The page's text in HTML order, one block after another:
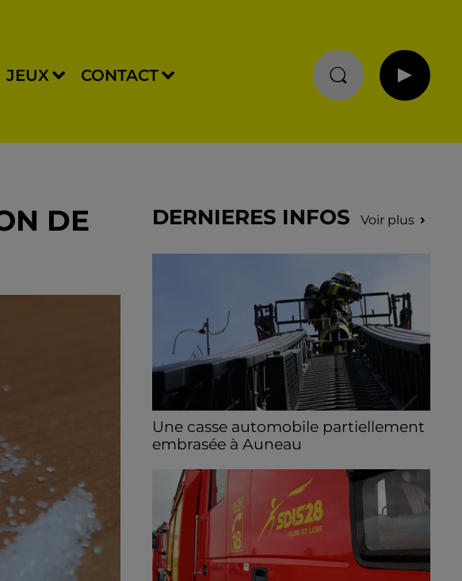
JEUX CONTACT
DE
DERNIERES INFOS Voir plus
Une casse automobile partiellement
embrasée à Auneau
» après le sinistre, qui a également fait un
blessé.